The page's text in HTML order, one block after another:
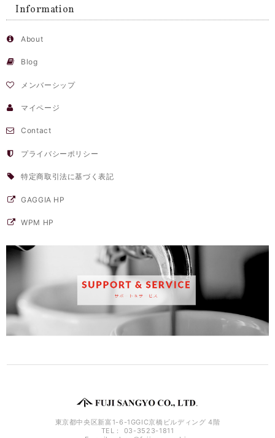
Information
About
Blog
メンバーシップ
マイページ
Contact
プライバシーポリシー
特定商取引法に基づく表記
GAGGIA HP
WPM HP
東京都中央区新富1-6-1GGIC京橋ビルディング 4階
TEL： 03-3523-1811